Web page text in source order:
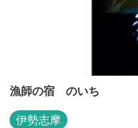
漁師の宿 のいち
伊勢志摩